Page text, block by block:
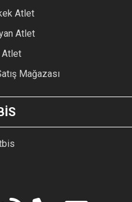
Atlet
Atlet
Atlet
Mağazası